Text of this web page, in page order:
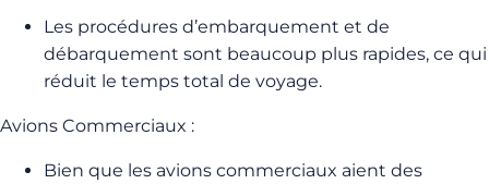
Les procédures d’embarquement et de
débarquement sont beaucoup plus rapides, ce qui
réduit le temps total de voyage.
Avions Commerciaux :
Bien que les avions commerciaux aient des